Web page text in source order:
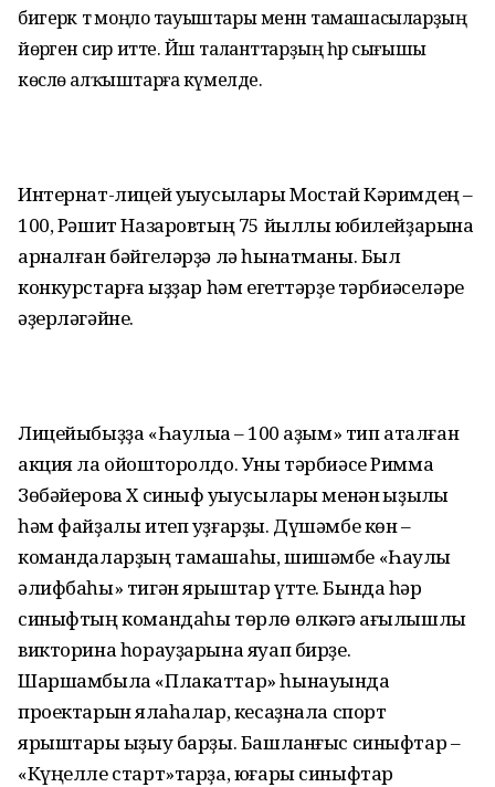
бигерәк тә моңло тауыштары менән тамашасыларҙың
йөрәген әсир итте. Йәш таланттарҙың һәр сығышы
көслө алҡыштарға күмелде.
Интернат-лицей уҡыусылары Мостай Кәримдең –
100, Рәшит Назаровтың 75 йыллыҡ юбилейҙарына
арналған бәйгеләрҙә лә һынатманы. Был
конкурстарға ҡыҙ­ҙар һәм егеттәрҙе тәрбиәселәре
әҙерләгәйне.
Лицейыбыҙҙа «Һаулыҡҡа – 100 аҙым» тип аталған
акция ла ойошторолдо. Уны тәрбиәсе Римма
Зөбәйерова X синыф уҡыусылары менән ҡыҙыҡлы
һәм файҙалы итеп уҙғарҙы. Дүшәмбе көн –
командалар­ҙың тамашаһы, шишәмбе «Һаулыҡ
әлифбаһы» тигән ярыштар үтте. Бында һәр
синыфтың командаһы төрлө өлкәгә ҡағылышлы
викторина һорауҙарына яуап бирҙе.
Шаршамбыла «Плакаттар» һынауында
проектарын яҡлаһалар, кесаҙнала спорт
ярыштары ҡыҙыу барҙы. Башланғыс синыфтар –
«Күңелле старт»тарҙа, юғары синыфтар